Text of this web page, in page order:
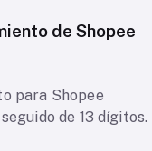
de Shopee
para Shopee
de 13 dígitos.